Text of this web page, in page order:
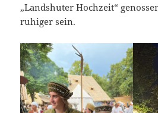
„Landshuter Hochzeit“
ruhiger sein.